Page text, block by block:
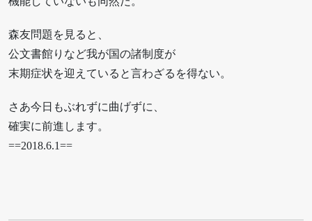
森友問題を見ると、
公文書館りなど我が国の諸制度が
末期症状を迎えていると言わざるを得ない。
さあ今日もぶれずに曲げずに、
確実に前進します。
==2018.6.1==